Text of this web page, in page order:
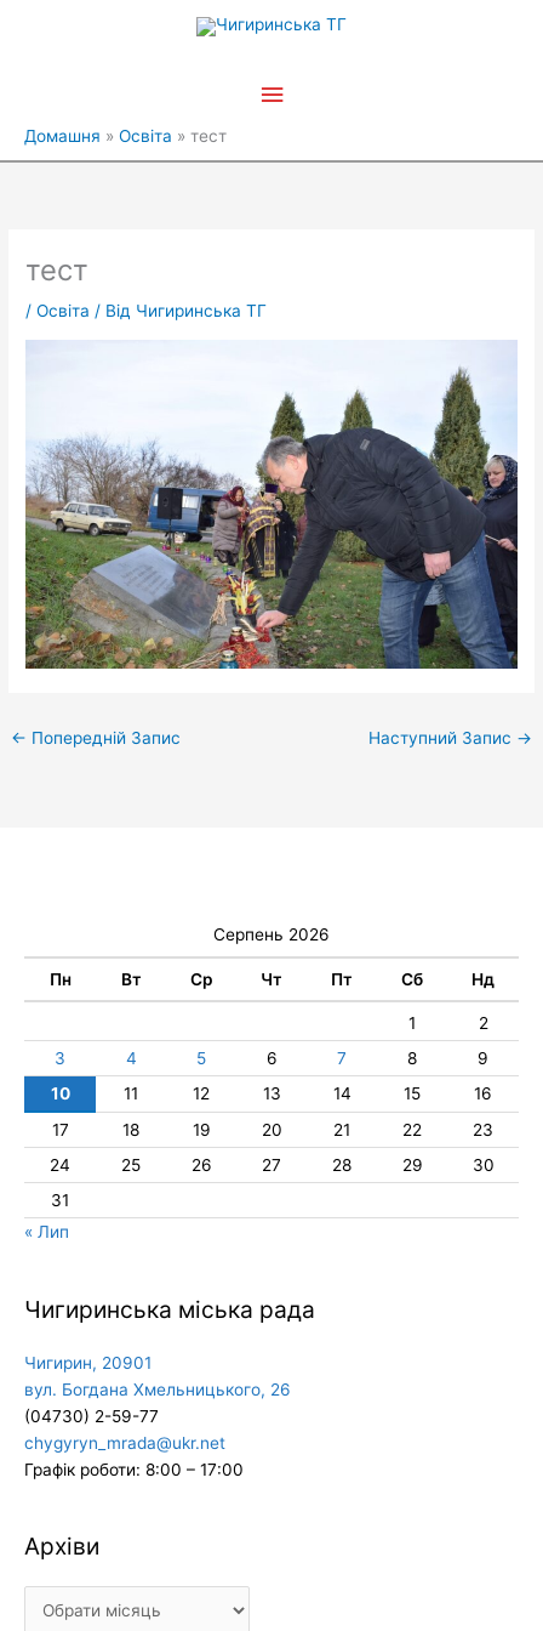
Головне
Домашня Освіта тест
тест
/Освіта / Від Чигиринська ТГ
← Попередній Запис Наступний Запис →
Серпень 2026
Пн Вт Ср Чт Пт Сб Нд
1
2
3
4 5 6 7 8
9
10
11 12 13 14 15
16
17
18 19 20 21 22
23
24
25 26 27 28 29
30
31
« Лип
Чигиринська міська рада
Чигирин, 20901
вул. Богдана Хмельницького, 26
(04730) 2-59-77
chygyryn_mrada@ukr.net
Графік роботи: 8:00 – 17:00
Архіви
Архіви